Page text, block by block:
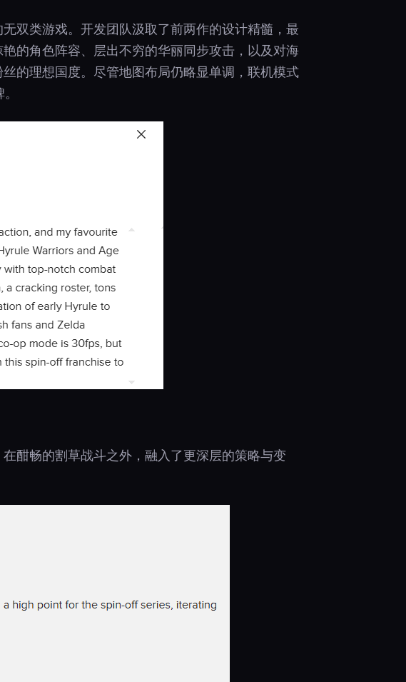
双类游戏。开发团队汲取了前两作的设计精髓，最
的角色阵容、层出不穷的华丽同步攻击，以及对海
的理想国度。尽管地图布局仍略显单调，联机模式
酣畅的割草战斗之外，融入了更深层的策略与变